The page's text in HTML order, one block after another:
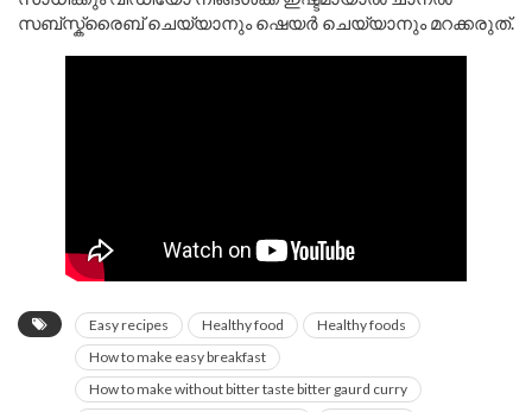
സബ്സ്ക്രൈബ് ചെയ്യാനും ഷെയർ ചെയ്യാനും മറക്കരുത്.
Easy recipes Healthy food
Healthy foods
How to make easy breakfast
How to make without bitter taste bitter gaurd curry